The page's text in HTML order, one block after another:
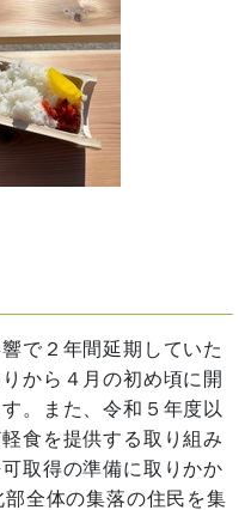
で２年間延期していた
から４月の初め頃に開
。また、令和５年度以
食を提供する取り組み
取得の準備に取りかか
全体の集落の住民を集